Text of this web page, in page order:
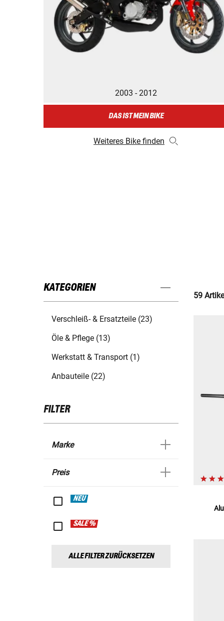
2003 - 2012
DAS IST MEIN BIKE
Weiteres Bike finden
KATEGORIEN
Verschleiß- & Ersatzteile (23)
Öle & Pflege (13)
Werkstatt & Transport (1)
Anbauteile (22)
FILTER
Marke
Preis
NEU
SALE %
ALLE FILTER ZURÜCKSETZEN
59